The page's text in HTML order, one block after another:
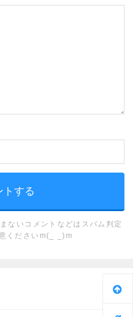
ないコメントなどはスパム判定
くださいm(_ _)m